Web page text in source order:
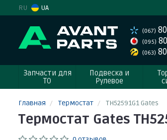
RU UA
(067)
(095)
(063)
Запчасти для
ТО
Подвеска и
Рулевое
Главная Термостат TH52591G1 Gates
Термостат Gates